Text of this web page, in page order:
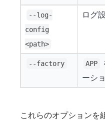
--log-
config
<path>
ログ
--factory APP
ーシ
これらのオプションを